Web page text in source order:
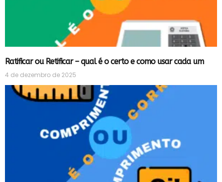
Ratificar ou Retificar – qual é o certo e como usar cada um
4 de dezembro de 2025